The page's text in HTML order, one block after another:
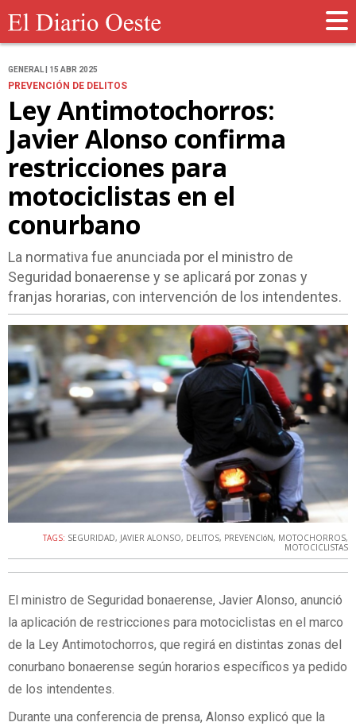
GENERAL | 15 ABR 2025
PREVENCIÓN DE DELITOS
Ley Antimotochorros:
Javier Alonso confirma
restricciones para
motociclistas en el
conurbano
La normativa fue anunciada por el ministro de
Seguridad bonaerense y se aplicará por zonas y
franjas horarias, con intervención de los intendentes.
TAGS: SEGURIDAD, JAVIER ALONSO, DELITOS, PREVENCIóN, MOTOCHORROS,
MOTOCICLISTAS
El ministro de Seguridad bonaerense, Javier Alonso, anunció
la aplicación de restricciones para motociclistas en el marco
de la Ley Antimotochorros, que regirá en distintas zonas del
conurbano bonaerense según horarios específicos ya pedido
de los intendentes.
Durante una conferencia de prensa, Alonso explicó que la